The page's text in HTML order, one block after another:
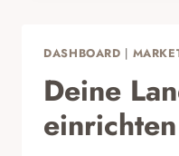
DASHBOARD |
Deine
einrichten